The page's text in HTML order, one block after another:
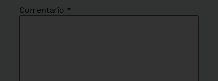
Comentario *